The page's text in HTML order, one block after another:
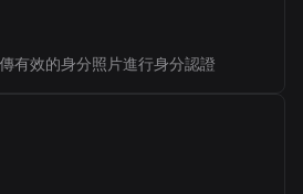
developer support, and network
at TGE, remainder vested over 36
Reserved for
cliff and 24-month vesting
long-term development and
at TGE with vesting schedule NFT
(2.5%): Allocations tied to prior
有效的身分照片進行身分認證